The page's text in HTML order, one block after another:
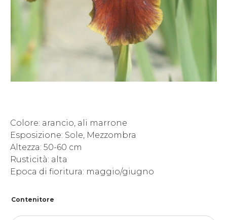
Colore: arancio, ali marrone
Esposizione: Sole, Mezzombra
Altezza: 50-60 cm
Rusticità: alta
Epoca di fioritura: maggio/giugno
Contenitore